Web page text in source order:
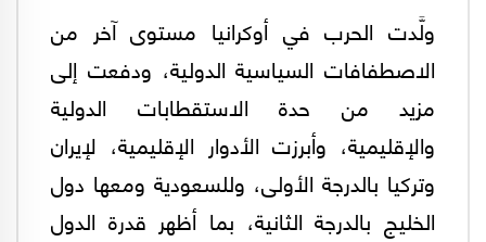
ولَّدت الحرب في أوكرانيا مستوى آخر من
الاصطفافات السياسية الدولية، ودفعت إلى
مزيد من حدة الاستقطابات الدولية
والإقليمية، وأبرزت الأدوار الإقليمية، لإيران
وتركيا بالدرجة الأولى، وللسعودية ومعها دول
الخليج بالدرجة الثانية، بما أظهر قدرة الدول